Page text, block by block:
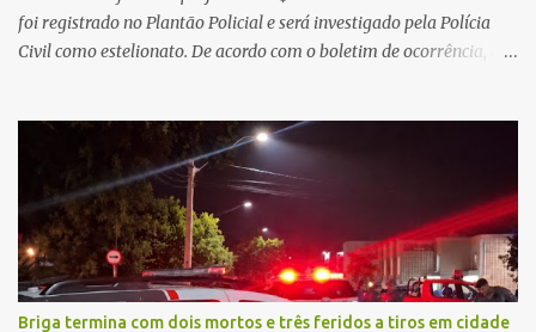
foi registrado no Plantão Policial e será investigado pela Polícia
Civil como estelionato. De acordo com o boletim de ocorrência, a
suspeito alegou que seria necessário atualizar o cadastro da conta
e passou a orientar a vítima sobre os procedimentos que deveriam
ser realizados. Dias depois, o golpista enviou um documento em
PDF simulando uma comunicação oficial da instituição financeira.
Na sequência, entrou em contato por telefone e encaminhou um
link, orientando a vítima a acessá-lo pelo computador para
concluir a suposta atualização cadastral. Após realizar o
Briga termina com dois mortos e três feridos a tiros em cidade